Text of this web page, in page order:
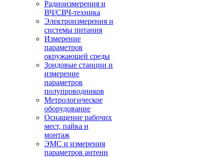
Радиоизмерения и
ВЧ/СВЧ-техника
Электроизмерения и
системы питания
Измерение
параметров
окружающей среды
Зондовые станции и
измерение
параметров
полупроводников
Метрологическое
оборудование
Оснащение рабочих
мест, пайка и
монтаж
ЭМС и измерения
параметров антенн